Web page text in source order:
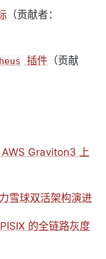
（贡献者：
插件 （贡献
Graviton3 上
雪球双活架构演进
的全链路灰度